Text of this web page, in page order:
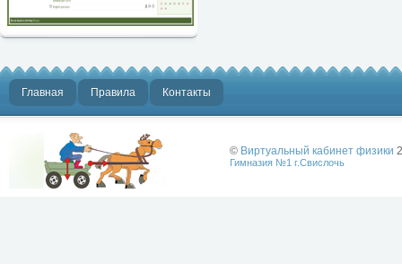
Главная Правила Контакты
© Виртуальный кабинет физики
Гимназия №1 г.Свислочь